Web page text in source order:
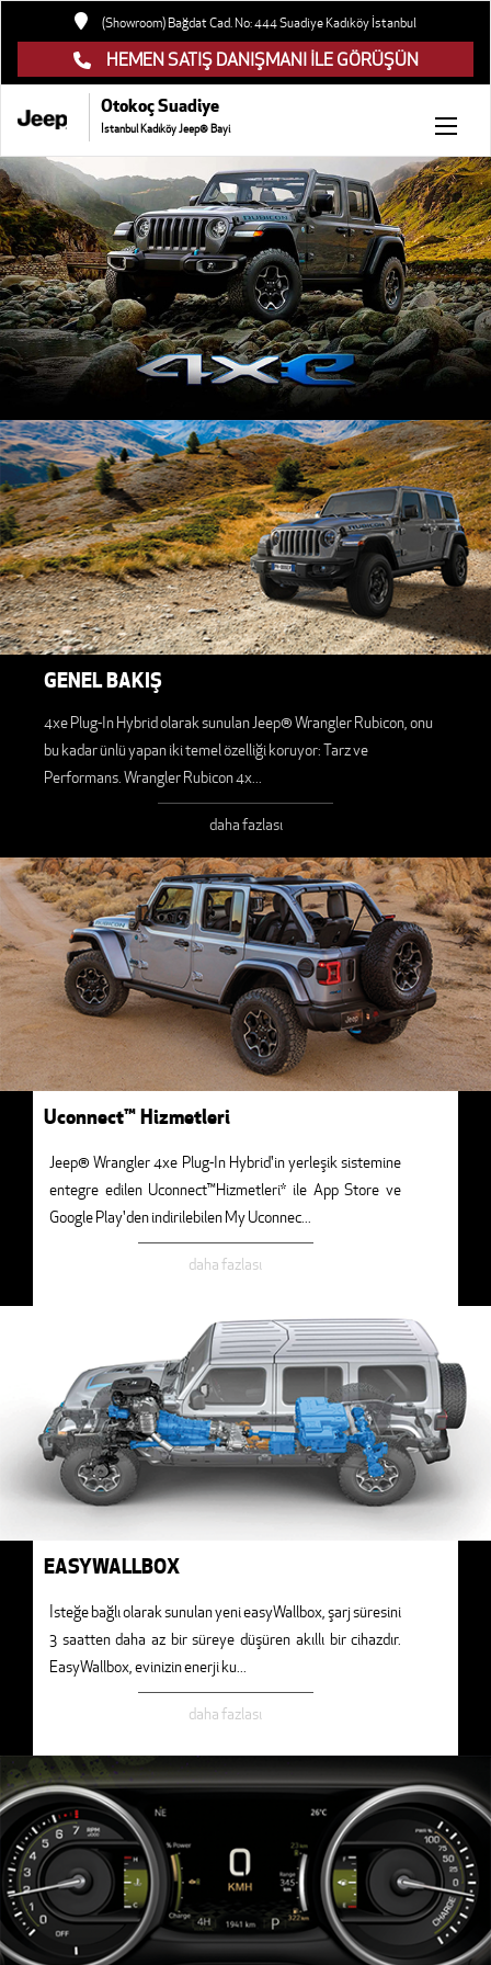
(Showroom) Bağdat Cad. No: 444 Suadiye Kadıköy İstanbul
HEMEN SATIŞ DANIŞMANI İLE GÖRÜŞÜN
Otokoç Suadiye
İstanbul Kadıköy Jeep® Bayi
GENEL BAKIŞ
4xe Plug-In Hybrid olarak sunulan Jeep® Wrangler Rubicon, onu
bu kadar ünlü yapan iki temel özelliği koruyor: Tarz ve
Performans. Wrangler Rubicon 4x...
daha fazlası
Uconnect™ Hizmetleri
Jeep® Wrangler 4xe Plug-In Hybrid'in yerleşik sistemine
entegre edilen Uconnect™Hizmetleri* ile App Store ve
Google Play'den indirilebilen My Uconnec...
daha fazlası
EASYWALLBOX
İsteğe bağlı olarak sunulan yeni easyWallbox, şarj süresini
3 saatten daha az bir süreye düşüren akıllı bir cihazdır.
EasyWallbox, evinizin enerji ku...
daha fazlası